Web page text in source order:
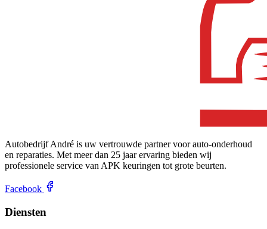
Autobedrijf André is uw vertrouwde partner voor auto-onderhoud
en reparaties. Met meer dan 25 jaar ervaring bieden wij
professionele service van APK keuringen tot grote beurten.
Facebook
Diensten